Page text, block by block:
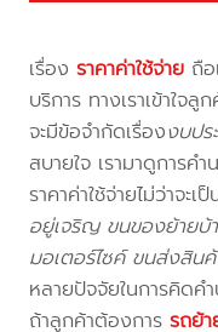
เรื่องราคาค่าใช้จ่าย ถื
บริการ ทางเราเข้าใจ
จะมีข้อจำกัดเรื่องงบปร
สบายใจ เรามาดูการ
ราคาค่าใช้จ่ายไม่ว่าจะ
อยู่เจริญ ขนของย้าย
มอเตอร์ไซค์ ขนส่งสิน
หลายปัจจัยในการคิด
ถ้าลูกค้าต้องการรถย้